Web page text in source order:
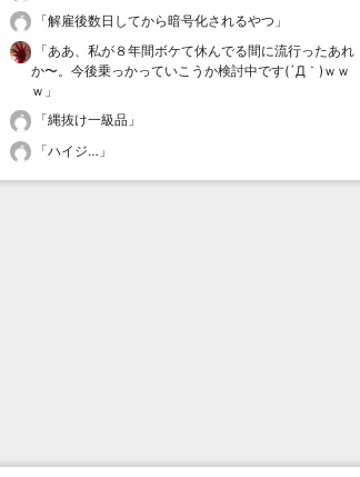
「解雇後数日してから暗号化されるやつ 」
「ああ、私が８年間ボケて休んでる間に流行ったあれ
か〜。今後乗っかっていこうか検討中です(´Д｀)ｗｗ
ｗ 」
「縄抜け一級品 」
「ハイジ… 」